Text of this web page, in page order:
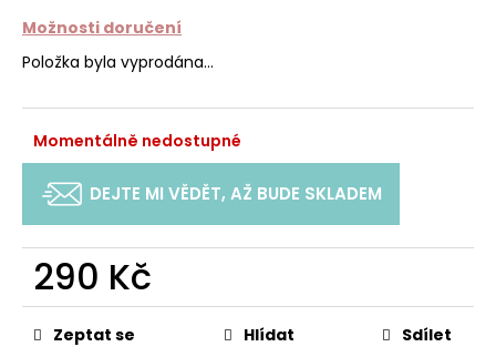
Možnosti doručení
Položka byla vyprodána…
Momentálně nedostupné
DEJTE MI VĚDĚT, AŽ BUDE SKLADEM
290 Kč
Měrná
cena:Zeptat se Hlídat Sdílet
č
u
e
m
e
DRÁTKOVÝ
KARTÁČ
(SLICKER)
290
Kč